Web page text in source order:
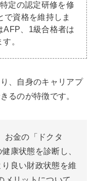
定の認定研修を修
で資格を維持しま
AFP、1級合格者は
。
、自身のキャリアプ
るのが特徴です。
お金の「ドクタ
康状態を診断し、
良い財政状態を維